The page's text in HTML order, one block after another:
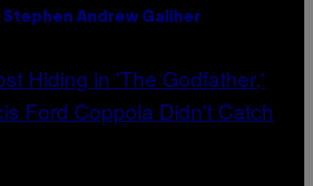
Stephen Andrew Galiher